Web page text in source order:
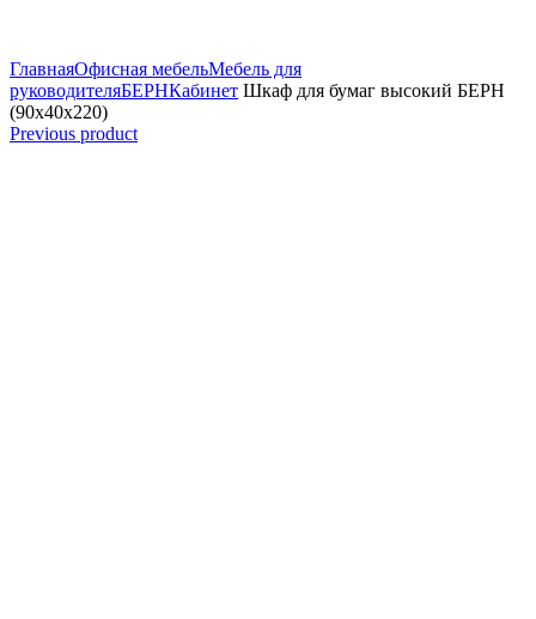
ГлавнаяОфисная мебельМебель для
руководителяБЕРНКабинет Шкаф для бумаг высокий БЕРН
(90x40x220)
Previous product